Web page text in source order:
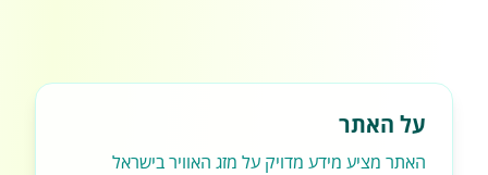
על האתר
האתר מציע מידע מדויק על מזג האוויר בישראל